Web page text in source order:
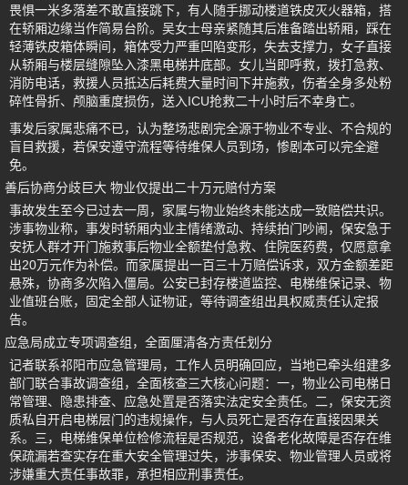
畏惧一米多落差不敢直接跳下，有人随手挪动楼道铁皮灭火器箱，搭
在轿厢边缘当作简易台阶。吴女士母亲紧随其后准备踏出轿厢，踩在
轻薄铁皮箱体瞬间，箱体受力严重凹陷变形，失去支撑力，女子直接
从轿厢与楼层缝隙坠入漆黑电梯井底部。女儿当即呼救，拨打急救、
消防电话，救援人员抵达后耗费大量时间下井施救，伤者全身多处粉
碎性骨折、颅脑重度损伤，送入ICU抢救二十小时后不幸身亡。
事发后家属悲痛不已，认为整场悲剧完全源于物业不专业、不合规的
盲目救援，若保安遵守流程等待维保人员到场，惨剧本可以完全避
免。
善后协商分歧巨大 物业仅提出二十万元赔付方案
事故发生至今已过去一周，家属与物业始终未能达成一致赔偿共识。
涉事物业称，事发时轿厢内业主情绪激动、持续拍门吵闹，保安急于
安抚人群才开门施救事后物业全额垫付急救、住院医药费，仅愿意拿
出20万元作为补偿。而家属提出一百三十万赔偿诉求，双方金额差距
悬殊，协商多次陷入僵局。公安已封存楼道监控、电梯维保记录、物
业值班台账，固定全部人证物证，等待调查组出具权威责任认定报
告。
应急局成立专项调查组，全面厘清各方责任划分
记者联系祁阳市应急管理局，工作人员明确回应，当地已牵头组建多
部门联合事故调查组，全面核查三大核心问题：一，物业公司电梯日
常管理、隐患排查、应急处置是否落实法定安全责任。二，保安无资
质私自开启电梯层门的违规操作，与人员死亡是否存在直接因果关
系。三，电梯维保单位检修流程是否规范，设备老化故障是否存在维
保疏漏若查实存在重大安全管理过失，涉事保安、物业管理人员或将
涉嫌重大责任事故罪，承担相应刑事责任。